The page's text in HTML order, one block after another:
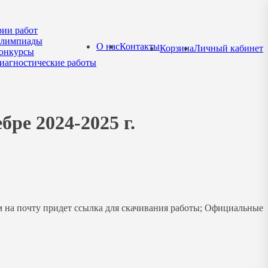
работ
работы
О насКонтактыКорзинаЛичный кабинет
2024-2025 г.
почту придет ссылка для скачивания работы; Официальные